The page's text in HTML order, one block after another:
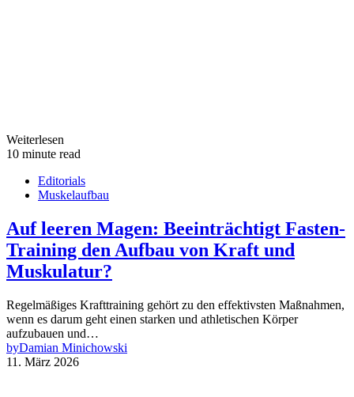
Weiterlesen
10 minute read
Editorials
Muskelaufbau
Auf leeren Magen: Beeinträchtigt Fasten-
Training den Aufbau von Kraft und
Muskulatur?
Regelmäßiges Krafttraining gehört zu den effektivsten Maßnahmen,
wenn es darum geht einen starken und athletischen Körper
aufzubauen und…
byDamian Minichowski
11. März 2026